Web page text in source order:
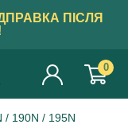
ПІСЛЯ
0
/ 190N / 195N